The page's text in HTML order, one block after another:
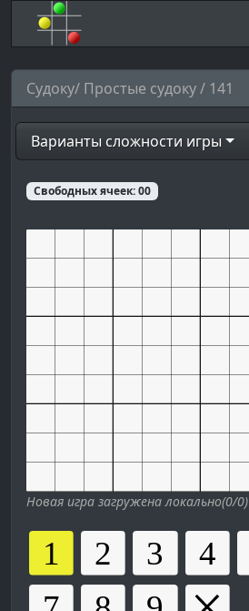
Судоку/ Простые судоку / 141
Варианты сложности игры
Свободных ячеек:00
Новая игра загружена локально(0/0)